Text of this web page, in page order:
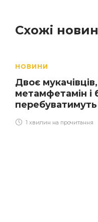
Схожі
НОВИНИ
Двоє
метамфетамін і
1 хвилин на прочитання